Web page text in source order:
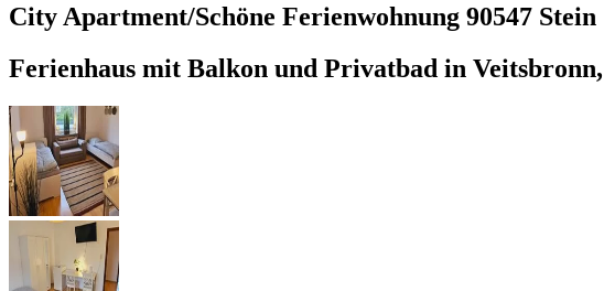
City Apartment/Schöne Ferienwohnung 90547 Stein
Ferienhaus mit Balkon und Privatbad in